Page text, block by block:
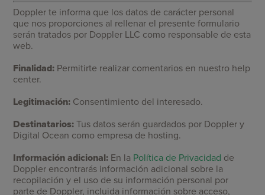
Doppler te informa que los datos de carácter personal
que nos proporciones al rellenar el presente formulario
serán tratados por Doppler LLC como responsable de esta
web.
Finalidad: Permitirte realizar comentarios en nuestro help
center.
Legitimación: Consentimiento del interesado.
Destinatarios: Tus datos serán guardados por Doppler y
Digital Ocean como empresa de hosting.
Información adicional: En la Política de Privacidad de
Doppler encontrarás información adicional sobre la
recopilación y el uso de su información personal por
parte de Doppler, incluida información sobre acceso,